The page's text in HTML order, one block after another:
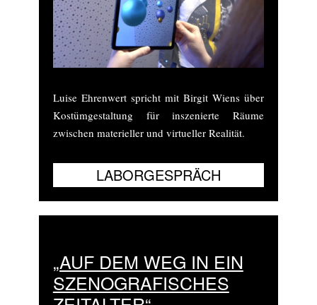
Luise Ehrenwert spricht mit Birgit Wiens über
Kostümgestaltung für inszenierte Räume
zwischen materieller und virtueller Realität.
„AUF DEM WEG IN EIN
SZENOGRAFISCHES